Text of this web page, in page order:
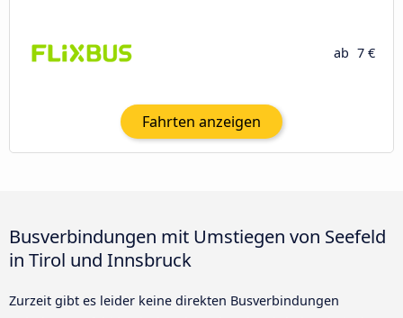
ab 7 €
Fahrten anzeigen
Busverbindungen mit Umstiegen von Seefeld
in Tirol und Innsbruck
Zurzeit gibt es leider keine direkten Busverbindungen